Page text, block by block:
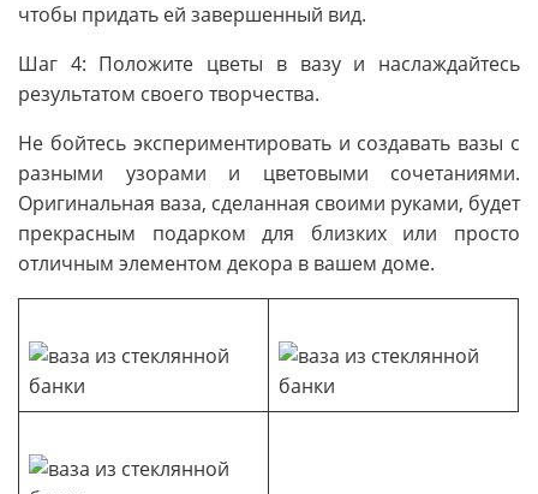
чтобы придать ей завершенный вид.
Шаг 4: Положите цветы в вазу и наслаждайтесь
результатом своего творчества.
Не бойтесь экспериментировать и создавать вазы с
разными узорами и цветовыми сочетаниями.
Оригинальная ваза, сделанная своими руками, будет
прекрасным подарком для близких или просто
отличным элементом декора в вашем доме.